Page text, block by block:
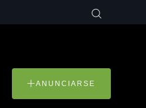
ANUNCIARSE